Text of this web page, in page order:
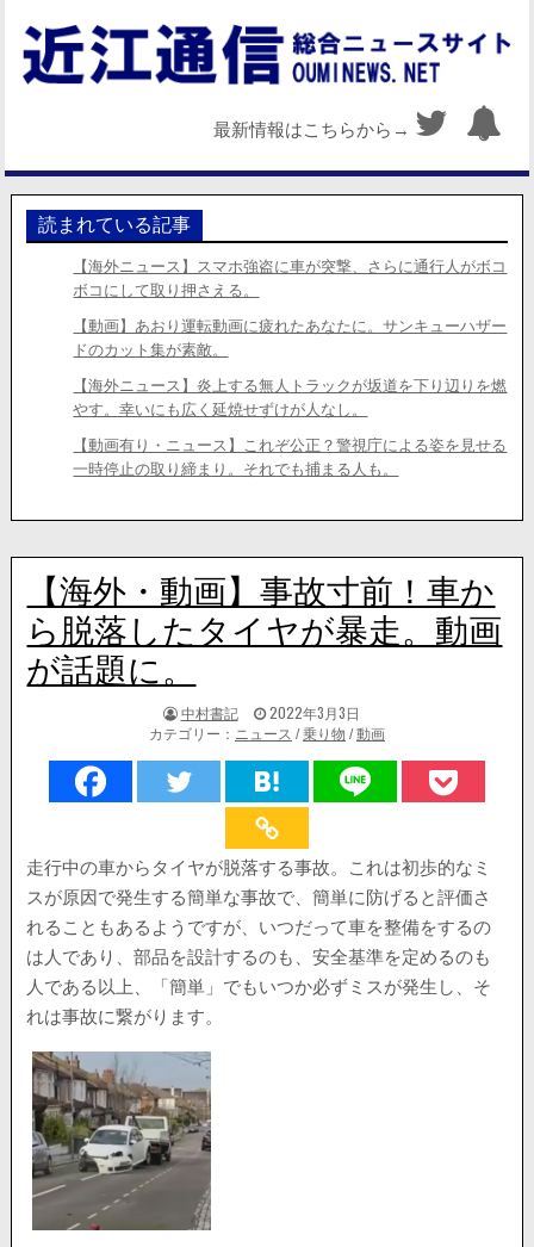
最新情報はこちらから→
読まれている記事
【海外ニュース】スマホ強盗に車が突撃、さらに通行人がボコ
ボコにして取り押さえる。
【動画】あおり運転動画に疲れたあなたに。サンキューハザー
ドのカット集が素敵。
【海外ニュース】炎上する無人トラックが坂道を下り辺りを燃
やす。幸いにも広く延焼せずけが人なし。
【動画有り・ニュース】これぞ公正？警視庁による姿を見せる
一時停止の取り締まり。それでも捕まる人も。
【海外・動画】事故寸前！車か
ら脱落したタイヤが暴走。動画
が話題に。
著
者:
中村書記
掲
載
日：
2022年3月3日
カテゴリー： ニュース /乗り物 /動画
走行中の車からタイヤが脱落する事故。これは初歩的なミ
スが原因で発生する簡単な事故で、簡単に防げると評価さ
れることもあるようですが、いつだって車を整備をするの
は人であり、部品を設計するのも、安全基準を定めるのも
人である以上、「簡単」でもいつか必ずミスが発生し、そ
れは事故に繋がります。